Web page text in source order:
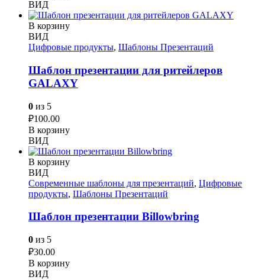
ВИД
В корзину
ВИД
Цифровые продукты, Шаблоны Презентаций
Шаблон презентации для ритейлеров
GALAXY
0 из 5
₽100.00
В корзину
ВИД
В корзину
ВИД
Современные шаблоны для презентаций, Цифровые
продукты, Шаблоны Презентаций
Шаблон презентации Billowbring
0 из 5
₽30.00
В корзину
ВИД